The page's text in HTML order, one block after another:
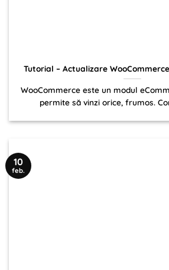
Tutorial – Actualizare WooCommerce
WooCommerce este un modul
permite să vinzi orice, frumos.
10
feb.